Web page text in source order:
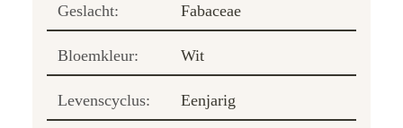
Geslacht: Fabaceae
Bloemkleur: Wit
Levenscyclus: Eenjarig